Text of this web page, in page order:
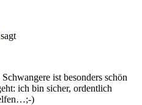
sagt
ist besonders schön
ich bin sicher, ordentlich
)